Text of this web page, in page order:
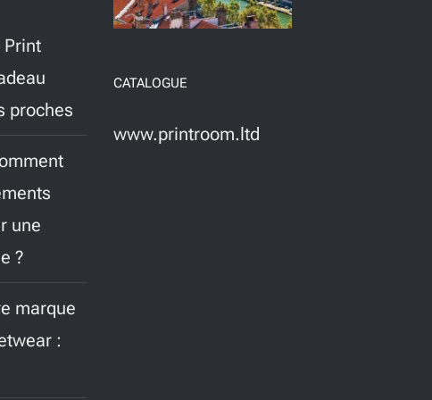
Print
proches
une
?
marque
:
CATALOGUE
www.printroom.ltd